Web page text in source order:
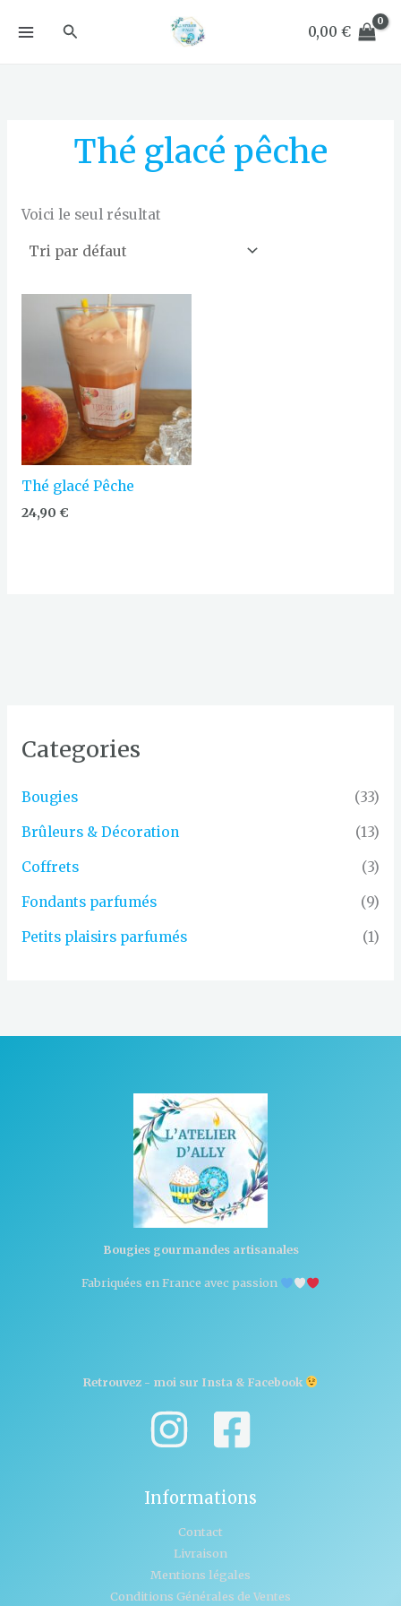
Rechercher 0,00 €
Categories
Bougies (33)
Brûleurs & Décoration (13)
Coffrets (3)
Fondants parfumés (9)
Petits plaisirs parfumés (1)
Thé glacé pêche
Voici le seul résultat
Thé glacé Pêche
24,90 €
Bougies gourmandes artisanales
Fabriquées en France avec passion
Retrouvez - moi sur Insta & Facebook
Informations
Contact
Livraison
Mentions légales
Conditions Générales de Ventes